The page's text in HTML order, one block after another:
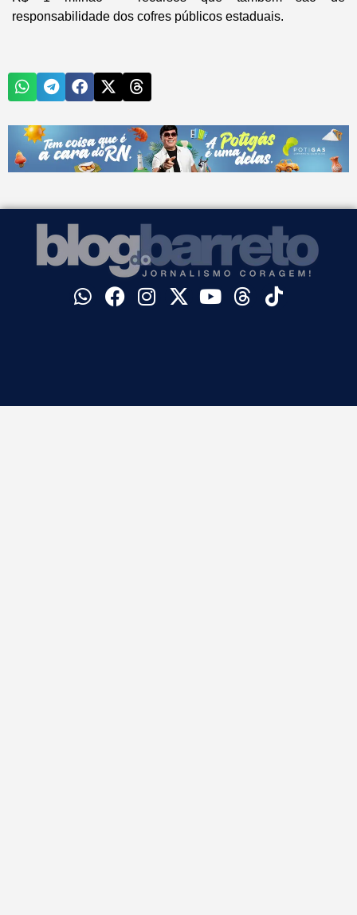
responsabilidade dos cofres públicos estaduais.